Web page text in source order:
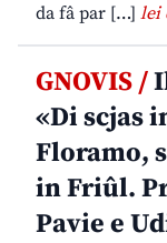
da fâ par […] lei
GNOVIS /
«Di scjas
Floramo,
in Friûl.
Pavie e